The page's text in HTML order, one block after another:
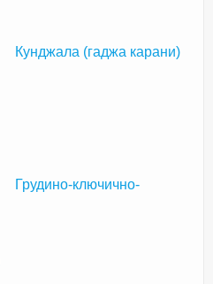
Кунджала (гаджа карани)
Грудино-ключично-